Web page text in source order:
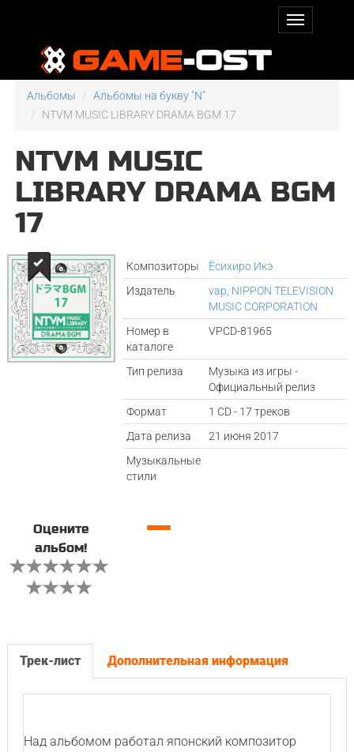
Альбомы
Альбомы на букву "N"
NTVM MUSIC LIBRARY DRAMA BGM 17
NTVM MUSIC
LIBRARY DRAMA BGM
17
Композиторы
Ёсихиро Икэ
Издатель
vap, NIPPON TELEVISION
MUSIC CORPORATION
Номер в
каталоге
VPCD-81965
Тип релиза
Музыка из игры -
Официальный релиз
Формат
1 CD - 17 треков
Дата релиза
21 июня 2017
Музыкальные
стили
Оцените
альбом!
—
Трек-лист Дополнительная информация
Над альбомом работал японский композитор